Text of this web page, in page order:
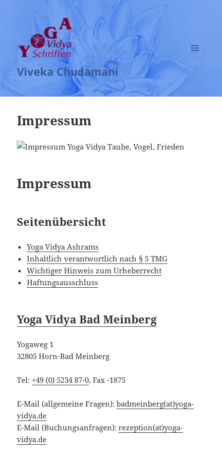
Viveka Chudamani
UND
WIDGETS
Impressum
Impressum
Seitenübersicht
Yoga Vidya Ashrams
Inhaltlich verantwortlich nach § 5 TMG
Wichtiger Hinweis zum Urheberrecht
Haftungsausschluss
Yoga Vidya Bad Meinberg
Yogaweg 1
32805 Horn-Bad Meinberg
Tel: +49 (0) 5234 87-0, Fax -1875
E-Mail (allgemeine Fragen):badmeinberg(at)yoga-
vidya.de
E-Mail (Buchungsanfragen):rezeption(at)yoga-
vidya.de